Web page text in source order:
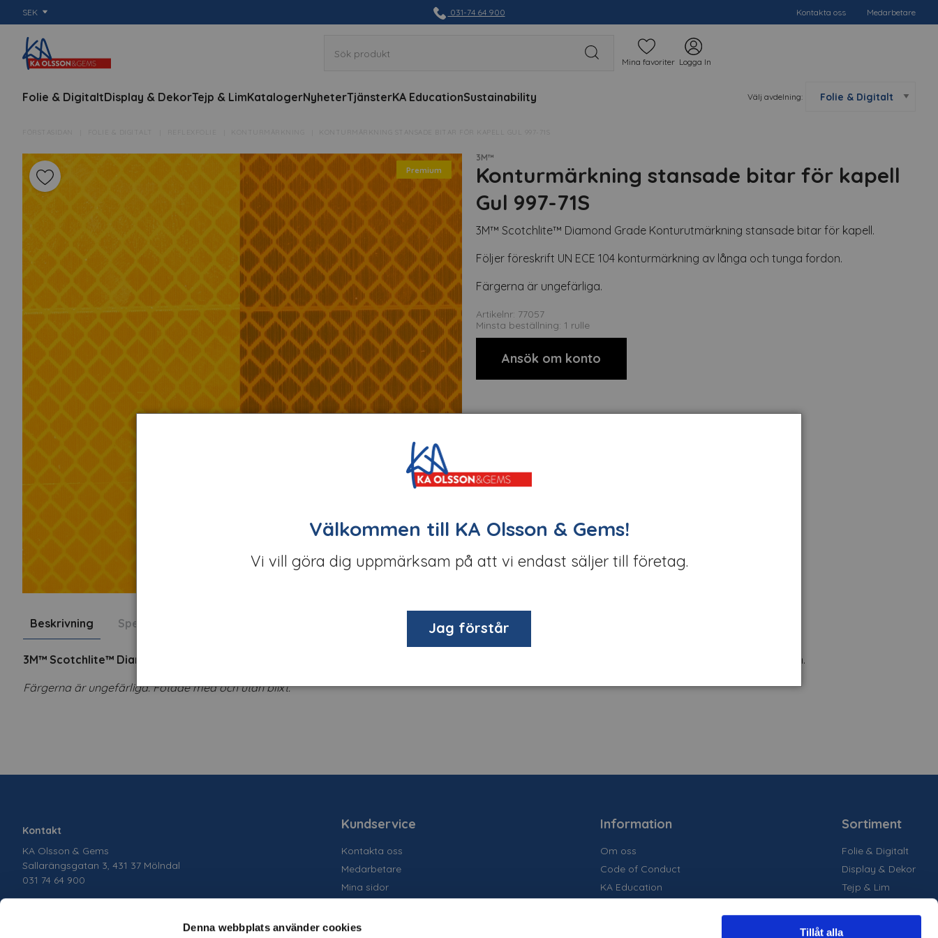
Denna webbplats använder cookies Tillåt alla
SEK Kontakta oss Medarbetare
031-74 64 900
Mina favoriter Logga In
Folie & DigitaltDisplay & DekorTejp & LimKatalogerNyheterTjänsterKA EducationSustainability Välj avdelning:
FÖRSTASIDAN FOLIE & DIGITALT KONTURMÄRKNING KONTURMÄRKNING STANSADE BITAR FÖR KAPELL GUL 997-71S
Premium
3M™
Konturmärkning stansade bitar för kapell
Gul 997-71S
3M™ Scotchlite™ Diamond Grade Konturutmärkning stansade bitar för kapell.
Följer föreskrift UN ECE 104 konturmärkning av långa och tunga fordon.
Färgerna är ungefärliga.
Artikelnr: 77057
Minsta beställning: 1 rulle
Ansök om konto
Beskrivning Specifikation
3M™ Scotchlite™ Diamond Grade Konturutmärkning
stansade bitar för kapell. Följer föreskrift UN ECE 104 konturmärkning av långa och tunga fordon.
Färgerna är ungefärliga. Fotade med och utan blixt.
Kontakt
KA Olsson & Gems
Sallarängsgatan 3, 431 37 Mölndal
031 74 64 900
Kundservice
Kontakta oss
Medarbetare
Mina sidor
Allmänna villkor
Information
Om oss
Code of Conduct
KA Education
Sortiment
Folie & Digitalt
Display & Dekor
Tejp & Lim
Välkommen till KA Olsson & Gems!
Vi vill göra dig uppmärksam på att vi endast säljer till företag.
Jag förstår